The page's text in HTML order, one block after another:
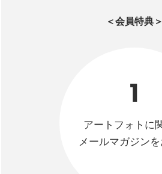
＜会員特典＞
1
アートフォトに
メールマガジン